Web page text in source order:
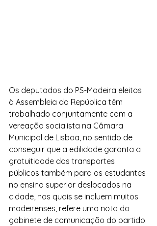
Os deputados do PS-Madeira eleitos
à Assembleia da República têm
trabalhado conjuntamente com a
vereação socialista na Câmara
Municipal de Lisboa, no sentido de
conseguir que a edilidade garanta a
gratuitidade dos transportes
públicos também para os estudantes
no ensino superior deslocados na
cidade, nos quais se incluem muitos
madeirenses, refere uma nota do
gabinete de comunicação do partido.